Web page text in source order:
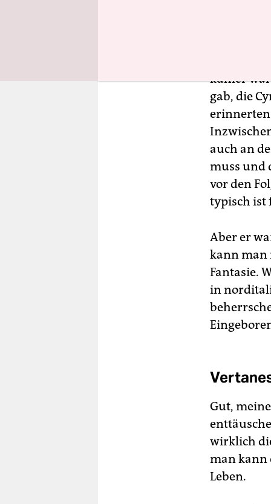
kühler
gab, die
auch an
muss und
vor den
typisch ist
Aber er
kann man
Fantasie.
in
Gut,
wirklich
man kann
Leben.